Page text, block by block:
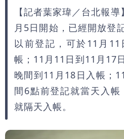
【記者葉家瑋／台北報
月5日開始，已經開放登
以前登記，可於11月
帳；11月11日到11月17
晚間到11月18日入帳；
間6點前登記就當天入
就隔天入帳。